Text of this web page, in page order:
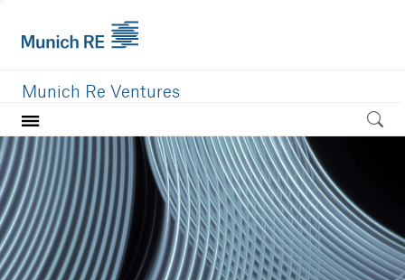
Munich Re Ventures
Home
Our value
Portfolio
Investment areas